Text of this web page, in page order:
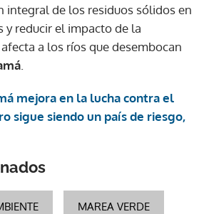
integral de los residuos sólidos en
y reducir el impacto de la
a los ríos que desembocan
mejora en la lucha contra el
sigue siendo un país de riesgo,
MAREA VERDE